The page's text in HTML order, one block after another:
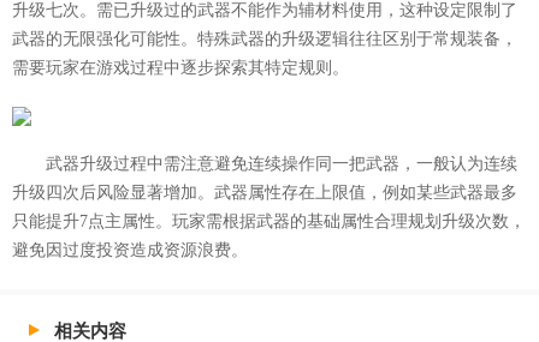
升级七次。需已升级过的武器不能作为辅材料使用，这种设定限制了
武器的无限强化可能性。特殊武器的升级逻辑往往区别于常规装备，
需要玩家在游戏过程中逐步探索其特定规则。
武器升级过程中需注意避免连续操作同一把武器，一般认为连续
升级四次后风险显著增加。武器属性存在上限值，例如某些武器最多
只能提升7点主属性。玩家需根据武器的基础属性合理规划升级次数，
避免因过度投资造成资源浪费。
相关内容